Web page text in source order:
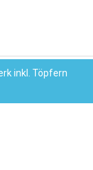
inkl. Töpfern